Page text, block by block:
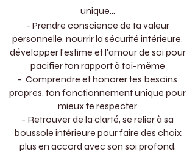
unique​...
- Prendre conscience de ta valeur
personnelle, nourrir la sécurité intérieure,
développer l'estime et l'amour de soi pour
pacifier ton rapport à toi-même
- Comprendre et honorer tes besoins
propres, ton fonctionnement unique pour
mieux te respecter
- Retrouver de la clarté, se relier à sa
boussole intérieure pour faire des choix
plus en accord avec son soi profond,